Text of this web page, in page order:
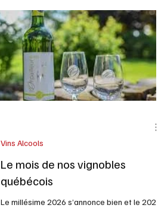
présents, voici notre choix : Boire autrement
: maîtriser l’alcool sans renoncer au plaisir
avec Jean-Sebastien Michel Ce dimanche 15
h à 16 h. Et si mieux boire était plus
intéressant que moins boire? Dans un
contexte où les habitudes de consommation
évoluent rapidement,
Le mois de nos vignobles
québécois
Le millésime 2026 s’annonce bien et le 2025
Vins Alcools